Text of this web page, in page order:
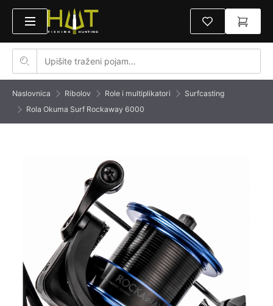
Naslovnica Ribolov Role i multiplikatori
Surfcasting
Rola Okuma Surf Rockaway 6000